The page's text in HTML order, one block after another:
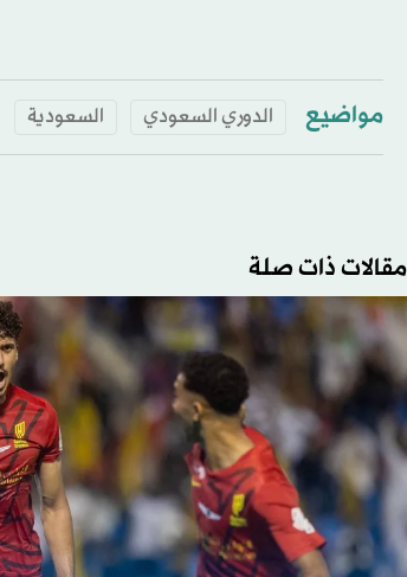
مواضيع الدوري السعودي السعودية
مقالات ذات صلة